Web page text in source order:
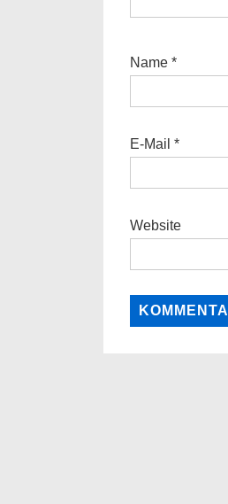
Name *
E-Mail *
Website